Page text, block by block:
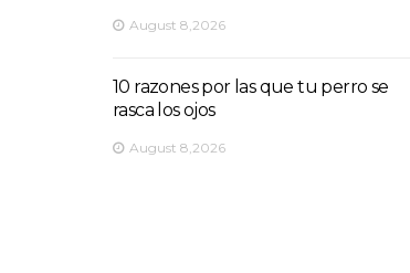
August 8,2026
10 razones por las que tu perro se
rasca los ojos
August 8,2026